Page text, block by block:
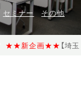
セミナー その他
★★新企画★★ 【埼